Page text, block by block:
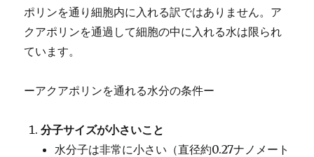
ポリンを通り細胞内に入れる訳ではありません。ア
クアポリンを通過して細胞の中に入れる水は限られ
ています。
ーアクアポリンを通れる水分の条件ー
分子サイズが小さいこと
水分子は非常に小さい（直径約0.27ナノメート